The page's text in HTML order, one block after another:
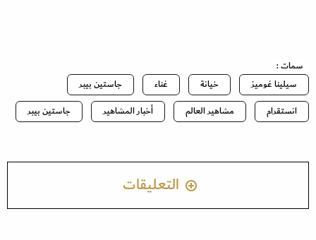
سمات :
سيلينا غوميز
خيانة غناء
جاستين بيبر
انستقرام
مشاهير العالم أخبار المشاهير جاستين بيبر
التعليقات